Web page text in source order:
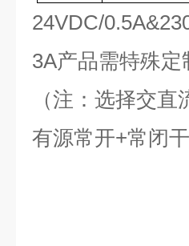
24VDC/
3A产品需特殊定
（注：选择交
有源常开+常闭